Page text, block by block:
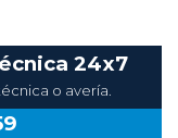
24x7
o avería.